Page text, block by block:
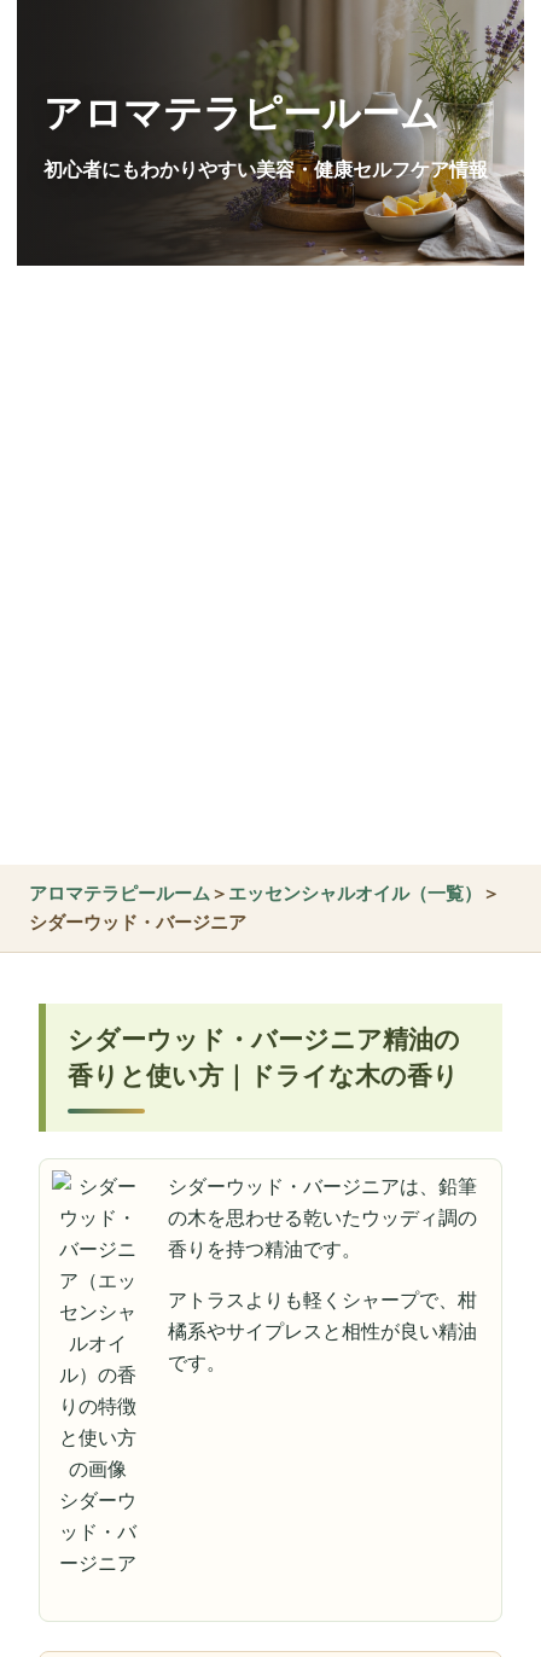
アロマテラピールーム
初心者にもわかりやすい美容・健康セルフケア情報
アロマテラピールーム＞ エッセンシャルオイル（一覧）
＞
シダーウッド・バージニア
シダーウッド・バージニア精油の
香りと使い方｜ドライな木の香り
シダーウ
ッド・バ
ージニア
シダーウッド・バージニアは、鉛筆
の木を思わせる乾いたウッディ調の
香りを持つ精油です。
アトラスよりも軽くシャープで、柑
橘系やサイプレスと相性が良い精油
です。